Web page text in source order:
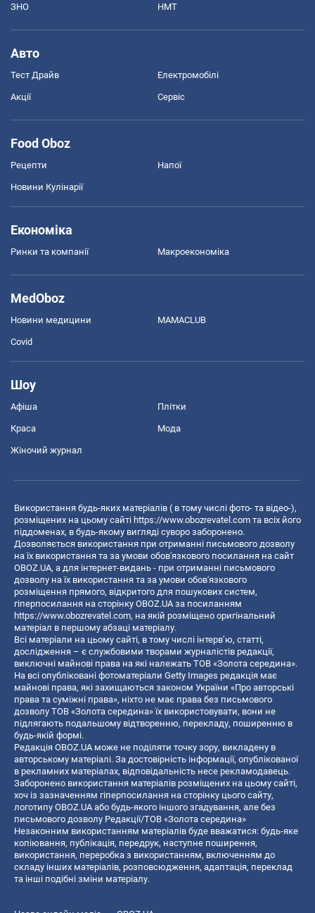
ЗНО НМТ
Авто
Тест Драйв Електромобілі
Акції Сервіс
Food Oboz
Рецепти Напої
Новини Кулінарії
Економіка
Ринки та компанії Макроекономіка
MedOboz
Новини медицини MAMACLUB
Covid
Шоу
Афіша Плітки
Краса Мода
Жіночий журнал
Використання будь-яких матеріалів ( в тому числі фото- та відео-),
розміщених на цьому сайті https://www.obozrevatel.com та всіх його
піддоменах, в будь-якому вигляді суворо заборонено.
Дозволяється використання при отриманні письмового дозволу
на їх використання та за умови обов'язкового посилання на сайт
OBOZ.UA, а для інтернет-видань - при отриманні письмового
дозволу на їх використання та за умови обов'язкового
розміщення прямого, відкритого для пошукових систем,
гіперпосилання на сторінку OBOZ.UA за посиланням
https://www.obozrevatel.com, на якій розміщено оригінальний
матеріал в першому абзаці матеріалу.
Всі матеріали на цьому сайті, в тому числі інтерв’ю, статті,
дослідження – є службовими творами журналістів редакції,
виключні майнові права на які належать ТОВ «Золота середина».
На всі опубліковані фотоматеріали Getty Images редакція має
майнові права, які захищаються законом України «Про авторські
права та суміжні права», ніхто не має права без письмового
дозволу ТОВ «Золота середина» їх використовувати, вони не
підлягають подальшому відтворенню, перекладу, поширенню в
будь-якій формі.
Редакція OBOZ.UA може не поділяти точку зору, викладену в
авторському матеріалі. За достовірність інформації, опублікованої
в рекламних матеріалах, відповідальність несе рекламодавець.
Заборонено використання матеріалів розміщених на цьому сайті,
хоч із зазначенням гіперпосилання на сторінку цього сайту,
логотипу OBOZ.UA або будь-якого іншого згадування, але без
письмового дозволу Редакції/ТОВ «Золота середина»
Незаконним використанням матеріалів буде вважатися: будь-яке
копiювання, публiкацiя, передрук, наступне поширення,
використання, переробка з використанням, включенням до
складу інших матеріалів, розповсюдження, адаптація, переклад
та інші подібні зміни матеріалу.